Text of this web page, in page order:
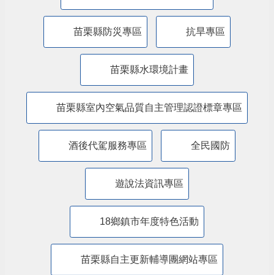
苗栗縣防災專區 抗旱專區
苗栗縣水環境計畫
苗栗縣室內空氣品質自主管理認證標章專區
酒後代駕服務專區 全民國防
遊說法資訊專區
18鄉鎮市年度特色活動
苗栗縣自主更新輔導團網站專區